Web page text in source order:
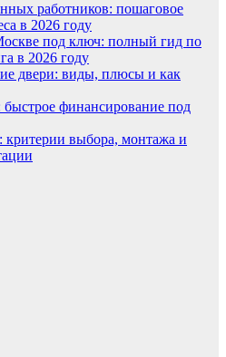
работников: пошаговое
в 2026 году
под ключ: полный гид по
в 2026 году
двери: виды, плюсы и как
быстрое финансирование под
критерии выбора, монтажа и